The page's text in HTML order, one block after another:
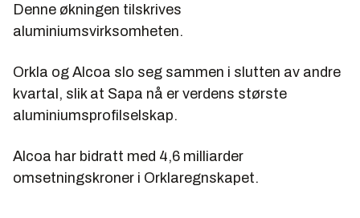
Denne økningen tilskrives
aluminiumsvirksomheten.
Orkla og Alcoa slo seg sammen i slutten av andre
kvartal, slik at Sapa nå er verdens største
aluminiumsprofilselskap.
Alcoa har bidratt med 4,6 milliarder
omsetningskroner i Orklaregnskapet.